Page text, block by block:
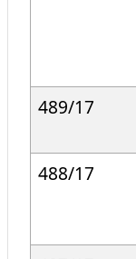
489/17
488/17